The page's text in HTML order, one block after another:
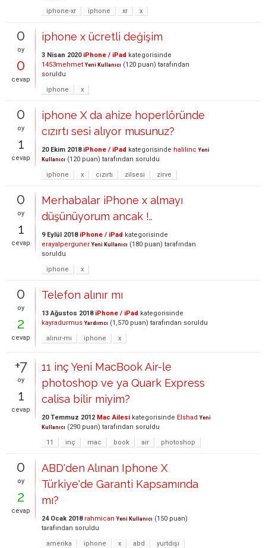
iphone-xr
iphone xr x
0
oy
0
cevap
iphone x ücretli değişim
3 Nisan 2020 iPhone / iPad kategorisinde
1453mehmet Yeni Kullanıcı (120 puan) tarafından
soruldu
iphone
x
0
oy
1
cevap
iphone X da ahize hoperlöründe
cızırtı sesi alıyor musunuz?
20 Ekim 2018 iPhone / iPad kategorisinde halilinc Yeni
Kullanıcı (120 puan) tarafından soruldu
iphone
x cızırtı zilsesi zirve
0
oy
1
cevap
Merhabalar iPhone x almayı
düşünüyorum ancak !..
9 Eylül 2018 iPhone / iPad kategorisinde
erayalperguner Yeni Kullanıcı (180 puan) tarafından
soruldu
iphone
x
0
oy
2
cevap
Telefon alınır mı
13 Ağustos 2018 iPhone / iPad kategorisinde
kayradurmus Yardımcı (1,570 puan) tarafından soruldu
alınır-mı
iphone x
+7
oy
1
cevap
11 inç Yeni MacBook Air-le
photoshop ve ya Quark Express
calisa bilir miyim?
20 Temmuz 2012 Mac Ailesi kategorisinde Elshad Yeni
Kullanıcı (290 puan) tarafından soruldu
11
inç mac book air photoshop
0
oy
2
cevap
ABD'den Alınan Iphone X
Türkiye'de Garanti Kapsamında
mı?
24 Ocak 2018 rahmican Yeni Kullanıcı (150 puan)
tarafından soruldu
amerika
iphone x abd
yurtdışı